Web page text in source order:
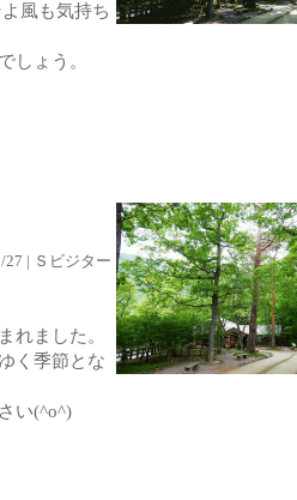
風も気持ち
しょう。
27 | Ｓビジター
れました。
く季節とな
い(^o^)